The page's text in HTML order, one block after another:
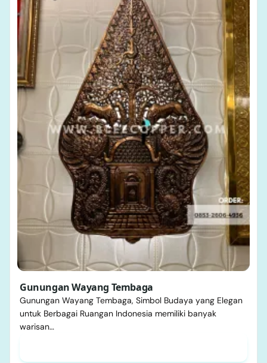
Gunungan Wayang Tembaga
Gunungan Wayang Tembaga, Simbol Budaya yang Elegan
untuk Berbagai Ruangan Indonesia memiliki banyak
warisan…